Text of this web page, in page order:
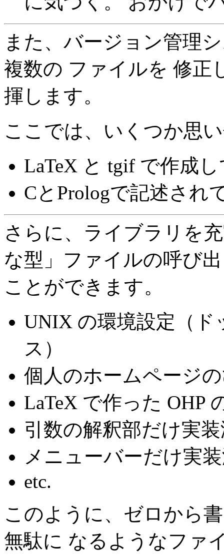
また、バージョン管理
複数の ファイルを 修正
揮します。
ここでは、いくつか思
LaTeX と tgif で作成
CとPrologで記述され
さらに、ライブラリを
な型」ファイルの呼び
ことができます。
UNIX の環境設定（
ス）
個人のホームページ
LaTeX で作った OHP
引数の解釈部だけ実
メニューバーだけ実
etc.
このように、ゼロから
無駄に なるようなファ